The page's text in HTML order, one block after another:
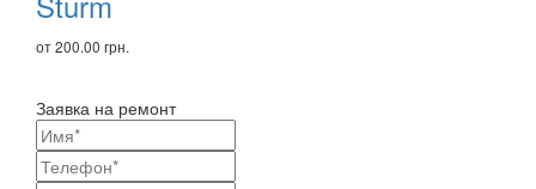
от 200.00 грн.
Заявка на ремонт
Ваши
контактные